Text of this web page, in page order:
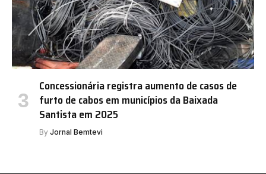
Concessionária registra aumento de casos de
furto de cabos em municípios da Baixada
Santista em 2025
By Jornal Bemtevi